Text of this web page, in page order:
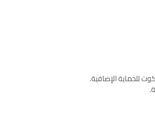
للحماية الإضافية.